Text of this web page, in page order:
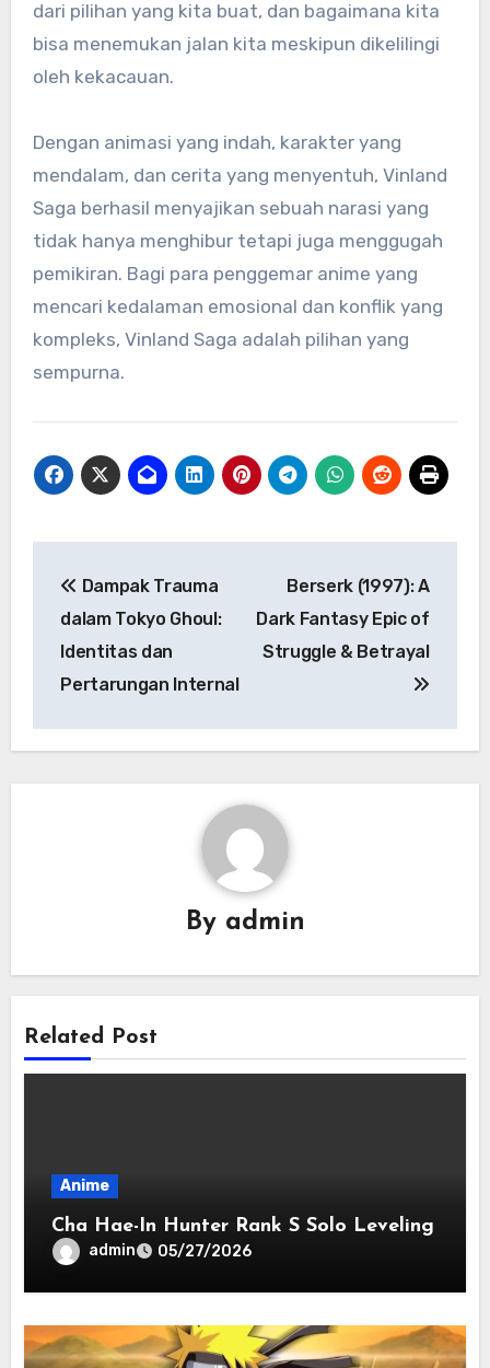
dari pilihan yang kita buat, dan bagaimana kita
bisa menemukan jalan kita meskipun dikelilingi
oleh kekacauan.
Dengan animasi yang indah, karakter yang
mendalam, dan cerita yang menyentuh, Vinland
Saga berhasil menyajikan sebuah narasi yang
tidak hanya menghibur tetapi juga menggugah
pemikiran. Bagi para penggemar anime yang
mencari kedalaman emosional dan konflik yang
kompleks, Vinland Saga adalah pilihan yang
sempurna.
pos
Dampak Trauma
dalam Tokyo Ghoul:
Identitas dan
Pertarungan Internal
Berserk (1997): A
Dark Fantasy Epic of
Struggle & Betrayal
By admin
Related Post
Anime
Cha Hae-In Hunter Rank S Solo Leveling
admin 05/27/2026